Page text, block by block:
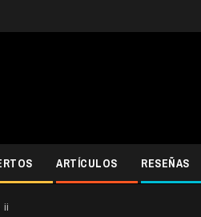
ARTÍCULOS RESEÑAS
ii